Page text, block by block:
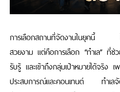
การเลือกสถานที่จัดงานในยุคนี้ ไ
สวยงาม แต่คือการเลือก “ทำเล” ที่ช่
รับรู้ และเข้าถึงกลุ่มเป้าหมายได้จริง
ประสบการณ์และคอนเทนต์ ทำเลจั